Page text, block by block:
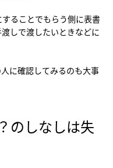
ることでもらう側に表書
しで渡したいときなどに
に確認してみるのも大事
のしなしは失